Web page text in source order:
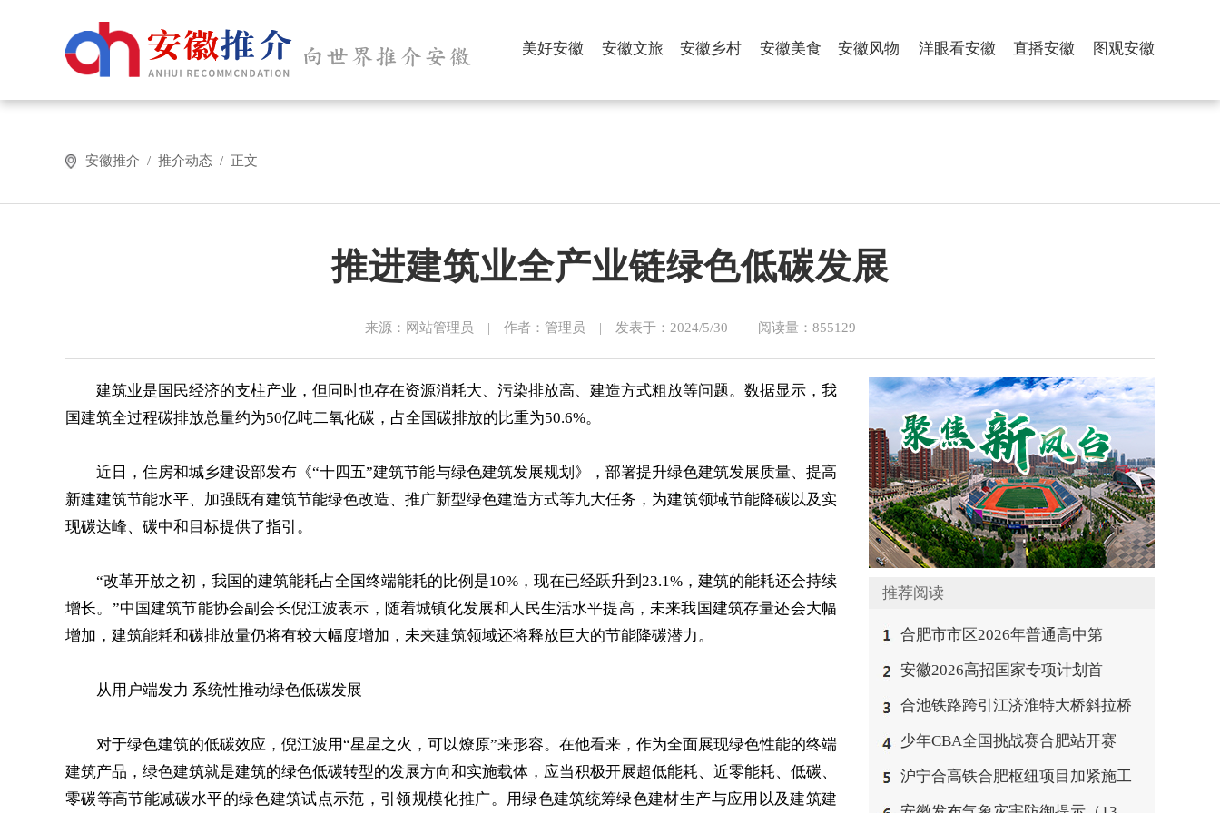
美好安徽 安徽文旅 安徽乡村 安徽美食 安徽风物 洋眼看安徽 直播安徽 图观安徽
安徽推介 / 推介动态 / 正文
推进建筑业全产业链绿色低碳发展
来源：网站管理员 | 作者：管理员 | 发表于：2024/5/30 | 阅读量：855129
建筑业是国民经济的支柱产业，但同时也存在资源消耗大、污染排放高、建造方式粗放等问题。数据显示，我
国建筑全过程碳排放总量约为50亿吨二氧化碳，占全国碳排放的比重为50.6%。
近日，住房和城乡建设部发布《“十四五”建筑节能与绿色建筑发展规划》，部署提升绿色建筑发展质量、提高
新建建筑节能水平、加强既有建筑节能绿色改造、推广新型绿色建造方式等九大任务，为建筑领域节能降碳以及实
现碳达峰、碳中和目标提供了指引。
“改革开放之初，我国的建筑能耗占全国终端能耗的比例是10%，现在已经跃升到23.1%，建筑的能耗还会持续
增长。”中国建筑节能协会副会长倪江波表示，随着城镇化发展和人民生活水平提高，未来我国建筑存量还会大幅
增加，建筑能耗和碳排放量仍将有较大幅度增加，未来建筑领域还将释放巨大的节能降碳潜力。
从用户端发力 系统性推动绿色低碳发展
对于绿色建筑的低碳效应，倪江波用“星星之火，可以燎原”来形容。在他看来，作为全面展现绿色性能的终端
建筑产品，绿色建筑就是建筑的绿色低碳转型的发展方向和实施载体，应当积极开展超低能耗、近零能耗、低碳、
零碳等高节能减碳水平的绿色建筑试点示范，引领规模化推广。用绿色建筑统筹绿色建材生产与应用以及建筑建
推荐阅读
合肥市市区2026年普通高中第
安徽2026高招国家专项计划首
合池铁路跨引江济淮特大桥斜拉桥
少年CBA全国挑战赛合肥站开赛
沪宁合高铁合肥枢纽项目加紧施工